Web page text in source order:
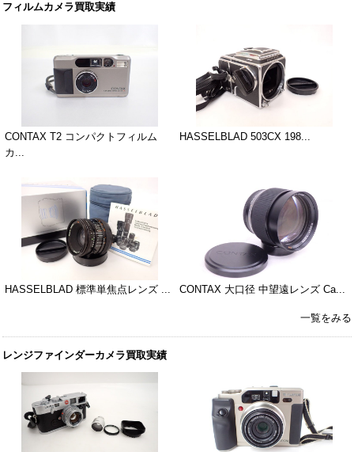
フィルムカメラ買取実績
CONTAX T2 コンパクトフィルム
カ...
HASSELBLAD 503CX 198...
HASSELBLAD 標準単焦点レンズ ... CONTAX 大口径 中望遠レンズ Ca...
一覧をみる
レンジファインダーカメラ買取実績